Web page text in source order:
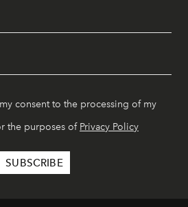
consent to the processing of my
the purposes of Privacy Policy